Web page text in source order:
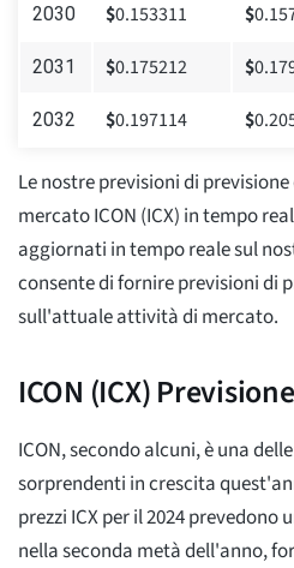
2030 $0.153311 $
2031 $0.175212 $
2032 $0.197114 $
Le nostre previsioni di
mercato ICON (ICX) in tempo
aggiornati in tempo reale sul
consente di fornire previsioni di
sull'attuale attività di mercato.
ICON (ICX)
ICON, secondo alcuni, è una
sorprendenti in crescita
prezzi ICX per il 2024
nella seconda metà dell'anno,